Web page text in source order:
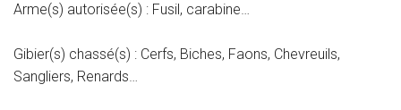
Arme(s) autorisée(s) : Fusil, carabine…
Gibier(s) chassé(s) : Cerfs, Biches, Faons, Chevreuils,
Sangliers, Renards…